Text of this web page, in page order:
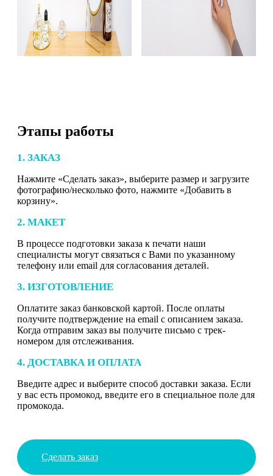
Этапы работы
1. ЗАКАЗ
Нажмите «Сделать заказ», выберите размер и загрузите
фотографию/несколько фото, нажмите «Добавить в
корзину».
2. МАКЕТ
В процессе подготовки заказа к печати наши
специалисты могут связаться с Вами по указанному
телефону или email для согласования деталей.
3. ИЗГОТОВЛЕНИЕ
Оплатите заказ банковской картой. После оплаты
получите подтверждение на email с описанием заказа.
Когда отправим заказ вы получите письмо с трек-
номером для отслеживания.
4. ДОСТАВКА И ОПЛАТА
Введите адрес и выберите способ доставки заказа. Если
у вас есть промокод, введите его в специальное поле для
промокода.
Сделать заказ